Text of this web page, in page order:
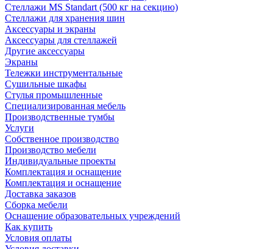
Стеллажи MS Standart (500 кг на секцию)
Стеллажи для хранения шин
Аксессуары и экраны
Аксессуары для стеллажей
Другие аксессуары
Экраны
Тележки инструментальные
Сушильные шкафы
Стулья промышленные
Специализированная мебель
Производственные тумбы
Услуги
Собственное производство
Производство мебели
Индивидуальные проекты
Комплектация и оснащение
Комплектация и оснащение
Доставка заказов
Сборка мебели
Оснащение образовательных учреждений
Как купить
Условия оплаты